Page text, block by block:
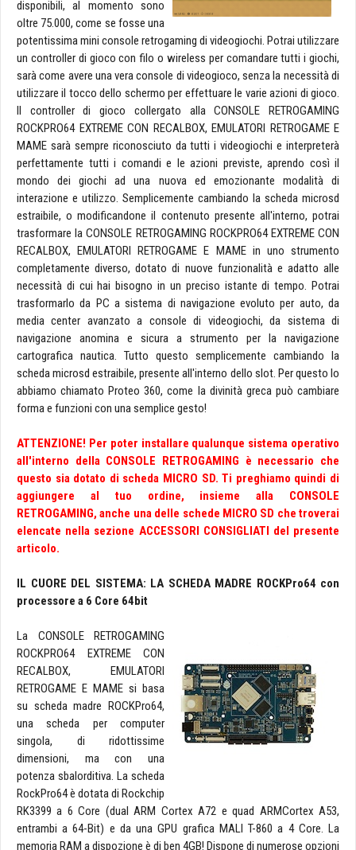
disponibili, al momento sono
oltre 75.000, come se fosse una
potentissima mini console retrogaming di videogiochi. Potrai utilizzare
un controller di gioco con filo o wireless per comandare tutti i giochi,
sarà come avere una vera console di videogioco, senza la necessità di
utilizzare il tocco dello schermo per effettuare le varie azioni di gioco.
Il controller di gioco collergato alla CONSOLE RETROGAMING
ROCKPRO64 EXTREME CON RECALBOX, EMULATORI RETROGAME E
MAME sarà sempre riconosciuto da tutti i videogiochi e interpreterà
perfettamente tutti i comandi e le azioni previste, aprendo così il
mondo dei giochi ad una nuova ed emozionante modalità di
interazione e utilizzo. Semplicemente cambiando la scheda microsd
estraibile, o modificandone il contenuto presente all'interno, potrai
trasformare la CONSOLE RETROGAMING ROCKPRO64 EXTREME CON
RECALBOX, EMULATORI RETROGAME E MAME in uno strumento
completamente diverso, dotato di nuove funzionalità e adatto alle
necessità di cui hai bisogno in un preciso istante di tempo. Potrai
trasformarlo da PC a sistema di navigazione evoluto per auto, da
media center avanzato a console di videogiochi, da sistema di
navigazione anomina e sicura a strumento per la navigazione
cartografica nautica. Tutto questo semplicemente cambiando la
scheda microsd estraibile, presente all'interno dello slot. Per questo lo
abbiamo chiamato Proteo 360, come la divinità greca può cambiare
forma e funzioni con una semplice gesto!
ATTENZIONE! Per poter installare qualunque sistema operativo
all'interno della CONSOLE RETROGAMING è necessario che
questo sia dotato di scheda MICRO SD. Ti preghiamo quindi di
aggiungere al tuo ordine, insieme alla CONSOLE
RETROGAMING, anche una delle schede MICRO SD che troverai
elencate nella sezione ACCESSORI CONSIGLIATI del presente
articolo.
IL CUORE DEL SISTEMA: LA SCHEDA MADRE ROCKPro64 con
processore a 6 Core 64bit
La CONSOLE RETROGAMING
ROCKPRO64 EXTREME CON
RECALBOX, EMULATORI
RETROGAME E MAME si basa
su scheda madre ROCKPro64,
una scheda per computer
singola, di ridottissime
dimensioni, ma con una
potenza sbalorditiva. La scheda
RockPro64 è dotata di Rockchip
RK3399 a 6 Core (dual ARM Cortex A72 e quad ARMCortex A53,
entrambi a 64-Bit) e da una GPU grafica MALI T-860 a 4 Core. La
memoria RAM a dispozione è di ben 4GB! Dispone di numerose opzioni